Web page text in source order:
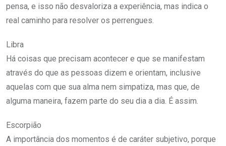
pensa, e isso não desvaloriza a experiência, mas indica o
real caminho para resolver os perrengues.
Libra
Há coisas que precisam acontecer e que se manifestam
através do que as pessoas dizem e orientam, inclusive
aquelas com que sua alma nem simpatiza, mas que, de
alguma maneira, fazem parte do seu dia a dia. É assim.
Escorpião
A importância dos momentos é de caráter subjetivo, porque